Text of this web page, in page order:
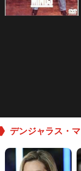
デンジャラス・